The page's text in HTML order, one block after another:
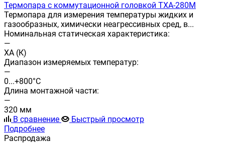
Термопара с коммутационной головкой ТХА-280М
Термопара для измерения температуры жидких и
газообразных, химически неагрессивных сред, в...
Номинальная статическая характеристика:
—
ХА (К)
Диапазон измеряемых температур:
—
0...+800°С
Длина монтажной части:
—
320 мм
В сравнение
Быстрый просмотр
Подробнее
Распродажа